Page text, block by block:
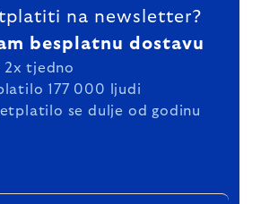
na newsletter?
besplatnu dostavu
2x tjedno
177 000 ljudi
se dulje od godinu